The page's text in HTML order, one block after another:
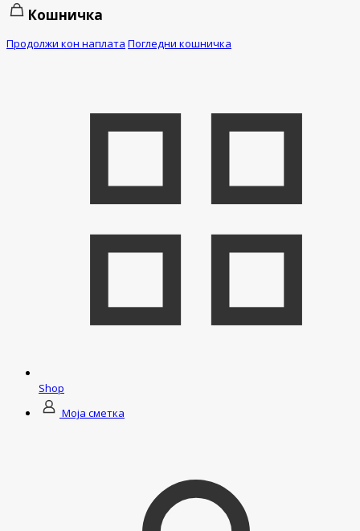
Кошничка
Продолжи кон наплата Погледни кошничка
Shop
Моја сметка